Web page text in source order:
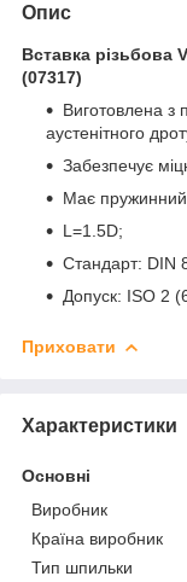
Опис
Вставка різьбова
(07317)
Виготовлена з
аустенітного
Забезпечує
Має пружинний
L=1.5D;
Стандарт: DIN
Допуск: ІSO 2
Приховати
Характеристики
Основні
Виробник
Країна виробник
Тип шпильки